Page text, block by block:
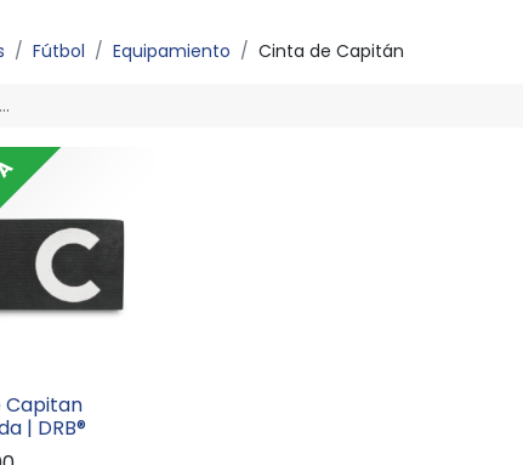
Fútbol Equipamiento Cinta de Capitán
Capitan
| DRB®